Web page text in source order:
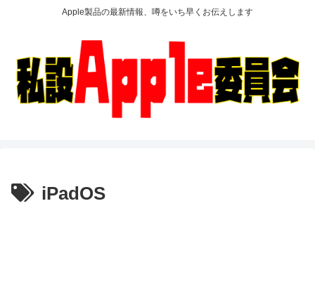
Apple製品の最新情報、噂をいち早くお伝えします
iPadOS